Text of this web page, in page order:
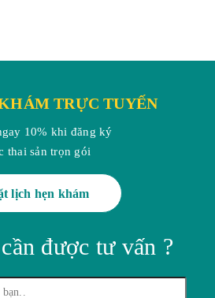
TRỰC TUYẾN
10% khi đăng ký
thai sản trọn gói
lịch hẹn khám
được tư vấn ?